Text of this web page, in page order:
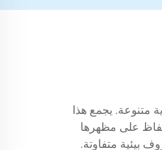
متنوعة. يجمع هذا
على مظهرها
بيئية متفاوتة.